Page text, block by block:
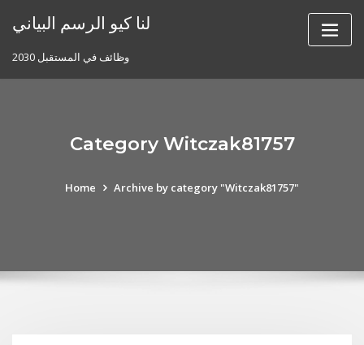
لنا كيو الرسم البياني
وظائف في المستقبل 2030
Category Witczak81757
Home Archive by category "Witczak81757"